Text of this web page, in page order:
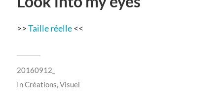
>>Taille réelle<<
20160912_
InCréations,Visuel